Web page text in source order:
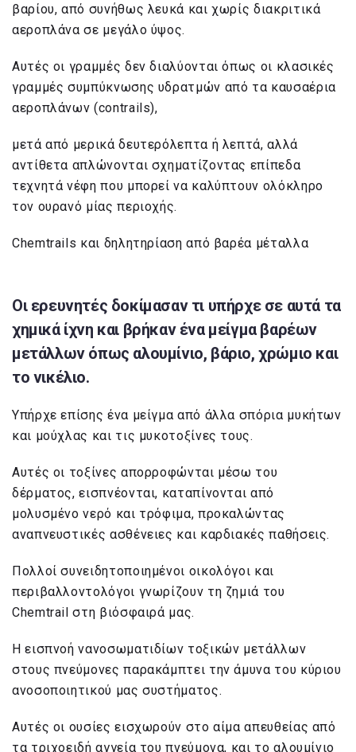
βαρίου, από συνήθως λευκά και χωρίς διακριτικά
αεροπλάνα σε μεγάλο ύψος.
Αυτές οι γραμμές δεν διαλύονται όπως οι κλασικές
γραμμές συμπύκνωσης υδρατμών από τα καυσαέρια
αεροπλάνων (contrails),
μετά από μερικά δευτερόλεπτα ή λεπτά, αλλά
αντίθετα απλώνονται σχηματίζοντας επίπεδα
τεχνητά νέφη που μπορεί να καλύπτουν ολόκληρο
τον ουρανό μίας περιοχής.
Chemtrails και δηλητηρίαση από βαρέα μέταλλα
Οι ερευνητές δοκίμασαν τι υπήρχε σε αυτά τα
χημικά ίχνη και βρήκαν ένα μείγμα βαρέων
μετάλλων όπως αλουμίνιο, βάριο, χρώμιο και
το νικέλιο.
Υπήρχε επίσης ένα μείγμα από άλλα σπόρια μυκήτων
και μούχλας και τις μυκοτοξίνες τους.
Αυτές οι τοξίνες απορροφώνται μέσω του
δέρματος, εισπνέονται, καταπίνονται από
μολυσμένο νερό και τρόφιμα, προκαλώντας
αναπνευστικές ασθένειες και καρδιακές παθήσεις.
Πολλοί συνειδητοποιημένοι οικολόγοι και
περιβαλλοντολόγοι γνωρίζουν τη ζημιά του
Chemtrail στη βιόσφαιρά μας.
Η εισπνοή νανοσωματιδίων τοξικών μετάλλων
στους πνεύμονες παρακάμπτει την άμυνα του κύριου
ανοσοποιητικού μας συστήματος.
Αυτές οι ουσίες εισχωρούν στο αίμα απευθείας από
τα τριχοειδή αγγεία του πνεύμονα, και το αλουμίνιο